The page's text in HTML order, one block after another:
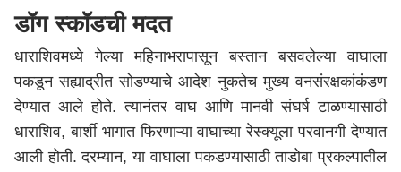
डॉग स्कॉडची मदत
धाराशिवमध्ये गेल्या महिनाभरापासून बस्तान बसवलेल्या वाघाला
पकडून सह्याद्रीत सोडण्याचे आदेश नुकतेच मुख्य वनसंरक्षकांकंडण
देण्यात आले होते. त्यानंतर वाघ आणि मानवी संघर्ष टाळण्यासाठी
धाराशिव, बार्शी भागात फिरणाऱ्या वाघाच्या रेस्क्यूला परवानगी देण्यात
आली होती. दरम्यान, या वाघाला पकडण्यासाठी ताडोबा प्रकल्पातील